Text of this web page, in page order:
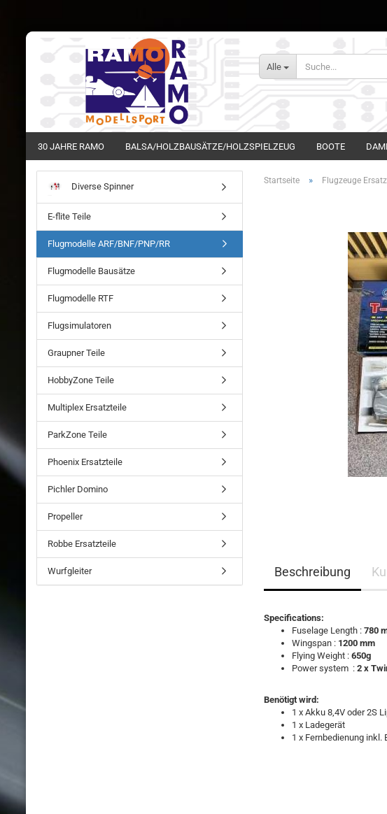
Alle
30 JAHRE RAMO BALSA/HOLZBAUSÄTZE/HOLZSPIELZEUG BOOTE
Startseite » Flugzeuge
Beschreibung
Specifications:
Fuselage Length : 780
Wingspan : 1200 mm
Flying Weight : 650g
Power system : 2 x
Benötigt wird:
1 x Akku 8,4V oder 2S
1 x Ladegerät
1 x Fernbedienung inkl.
Diverse Spinner
E-flite Teile
Flugmodelle ARF/BNF/PNP/RR
Flugmodelle Bausätze
Flugmodelle RTF
Flugsimulatoren
Graupner Teile
HobbyZone Teile
Multiplex Ersatzteile
ParkZone Teile
Phoenix Ersatzteile
Pichler Domino
Propeller
Robbe Ersatzteile
Wurfgleiter